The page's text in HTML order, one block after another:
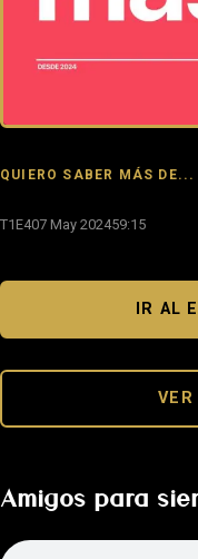
QUIERO SABER MÁS DE...
T1E407 May 202459:15
IR AL
VER
Amigos para